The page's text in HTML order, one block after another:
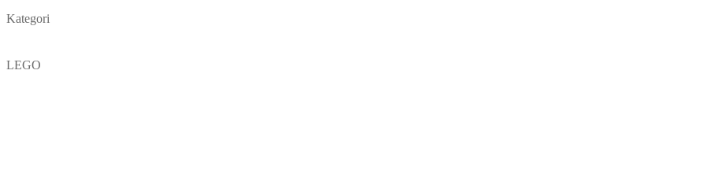
Kategori
LEGO